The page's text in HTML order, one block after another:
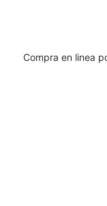
Compra en linea